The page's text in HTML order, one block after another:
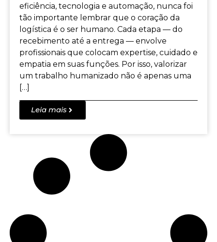
eficiência, tecnologia e automação, nunca foi
tão importante lembrar que o coração da
logística é o ser humano. Cada etapa — do
recebimento até a entrega — envolve
profissionais que colocam expertise, cuidado e
empatia em suas funções. Por isso, valorizar
um trabalho humanizado não é apenas uma
[…]
Leia mais